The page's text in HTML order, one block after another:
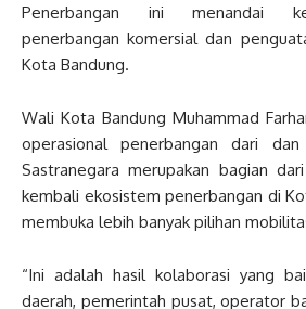
Penerbangan ini menandai
penerbangan komersial dan
Kota Bandung.
Wali Kota Bandung Muhammad
operasional penerbangan dari
Sastranegara merupakan bagian
kembali ekosistem penerbangan di
membuka lebih banyak pilihan
“Ini adalah hasil kolaborasi yang
daerah, pemerintah pusat, operator